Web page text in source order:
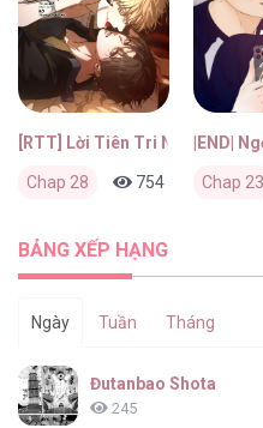
[RTT] Lời Tiên Tri Ngọt Ngào
Chap 28 754 0 2
|END|
Chap 23
BẢNG XẾP HẠNG
Ngày Tuần Tháng
Đutanbao Shota
245